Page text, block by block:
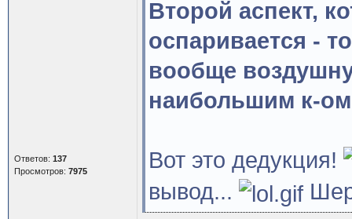
Ответов: 137
Просмотров: 7975
Второй аспект,
оспаривается -
вообще
наибольшим к-
Вот это дедукция!
вывод...